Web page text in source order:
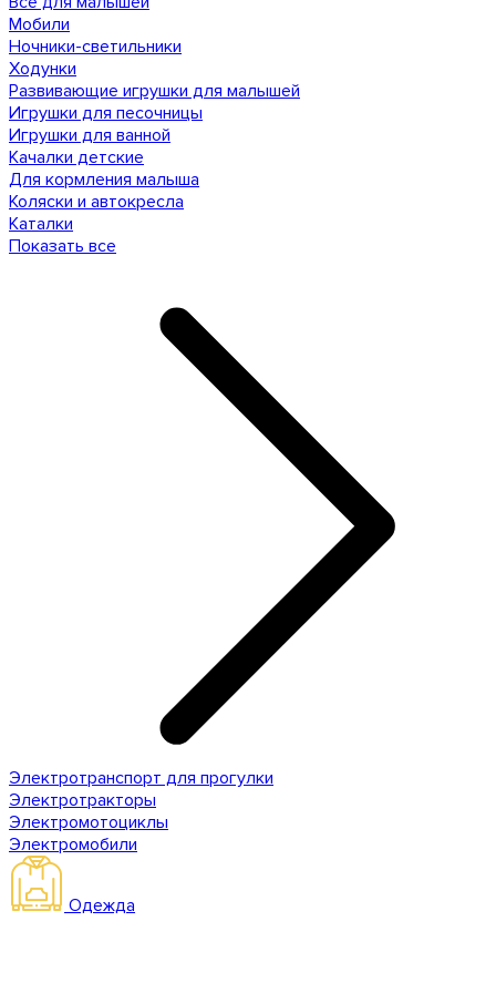
Мобили
Ночники-светильники
Ходунки
Развивающие игрушки для малышей
Игрушки для песочницы
Игрушки для ванной
Качалки детские
Для кормления малыша
Коляски и автокресла
Каталки
Показать все
Электротранспорт для прогулки
Электротракторы
Электромотоциклы
Электромобили
Одежда